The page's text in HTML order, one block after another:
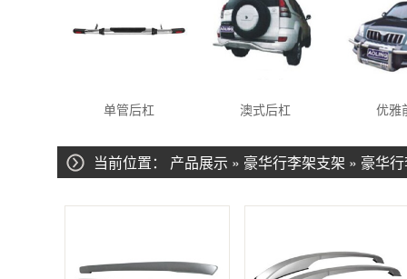
单管后杠 澳式后杠 优雅前
当前位置： 产品展示 » 豪华行李架支架 » 豪华